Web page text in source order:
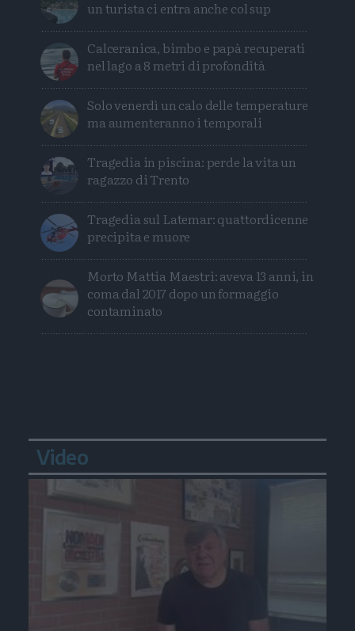
un turista ci entra anche col sup
Calceranica, bimbo e papà recuperati
nel lago a 8 metri di profondità
Solo venerdì un calo delle temperature
ma aumenteranno i temporali
Tragedia in piscina: perde la vita un
ragazzo di Trento
Tragedia sul Latemar: quattordicenne
precipita e muore
Morto Mattia Maestri: aveva 13 anni, in
coma dal 2017 dopo un formaggio
contaminato
Video